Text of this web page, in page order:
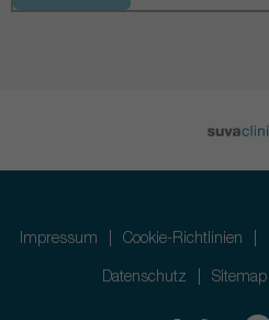
Impressum Cookie-Richtlinien
Datenschutz Sitemap